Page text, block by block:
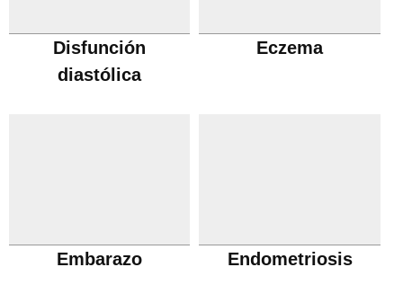
Disfunción
diastólica
Eczema
Embarazo Endometriosis